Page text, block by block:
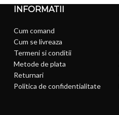
INFORMATII
Cum comand
Cum se livreaza
Termeni si conditii
Metode de plata
Returnari
Politica de confidentialitate